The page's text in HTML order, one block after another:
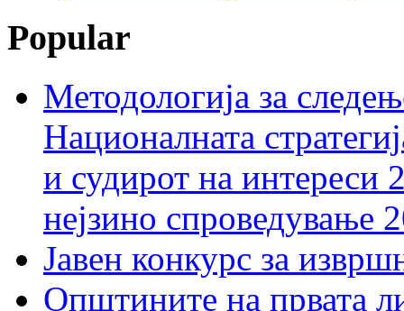
Popular
Методологија за
Националната
и судирот на интереси
нејзино спроведување
Јавен конкурс за
Општините на првата